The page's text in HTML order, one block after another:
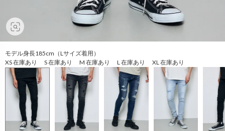
モデル身長185cm（Lサイズ着用）
XS 在庫あり S 在庫あり M 在庫あり L 在庫あり XL 在庫あり